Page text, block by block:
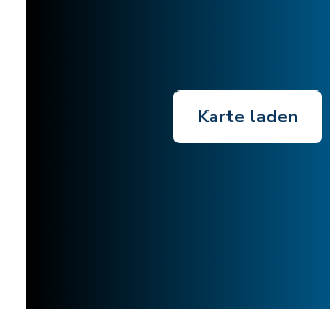
Karte laden